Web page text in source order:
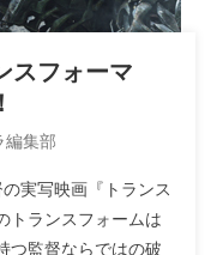
スフォーマ
編集部
実写映画『トランス
トランスフォームは
つ監督ならではの破